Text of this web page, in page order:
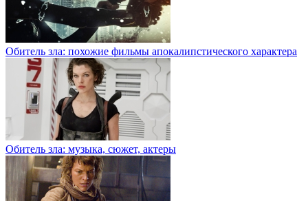
Обитель зла: похожие фильмы апокалипстического характера
Обитель зла: музыка, сюжет, актеры